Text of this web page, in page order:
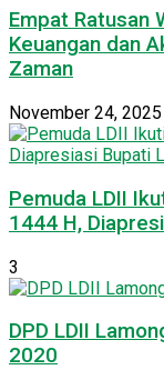
Empat Ratusan
Keuangan dan
Zaman
November 24, 2025
Pemuda LDII
1444 H,
3
DPD LDII
2020